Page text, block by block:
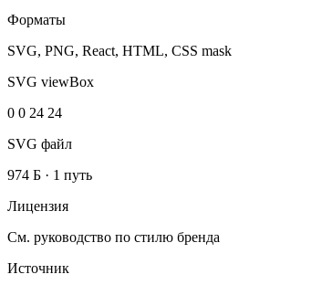
Форматы
SVG, PNG, React, HTML, CSS mask
SVG viewBox
0 0 24 24
SVG файл
974 Б · 1 путь
Лицензия
См. руководство по стилю бренда
Источник